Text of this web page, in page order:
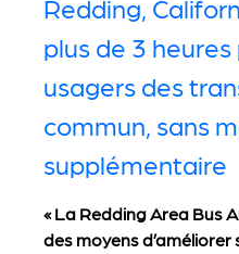
Redding,
plus de 3
usagers des
commun, sans
supplémentaire
« La Redding Area Bus
des moyens d’améliorer